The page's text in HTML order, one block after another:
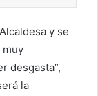
y se
muy
desgasta”,
la